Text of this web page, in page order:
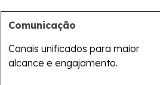
Comunicação
Canais unificados para maior
alcance e engajamento.